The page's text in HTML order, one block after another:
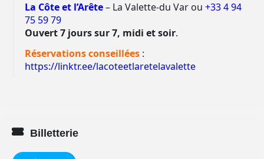
La Côte et l’Arête– La Valette-du Var ou +33 4 94
75 59 79
Ouvert 7 jours sur 7, midi et soir.
Réservations conseillées :
https://linktr.ee/lacoteetlaretelavalette
Billetterie